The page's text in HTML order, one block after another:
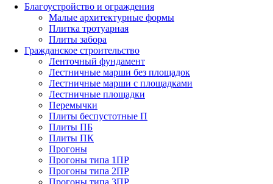
Благоустройство и ограждения
Малые архитектурные формы
Плитка тротуарная
Плиты забора
Гражданское строительство
Ленточный фундамент
Лестничные марши без площадок
Лестничные марши с площадками
Лестничные площадки
Перемычки
Плиты беспустотные П
Плиты ПБ
Плиты ПК
Прогоны
Прогоны типа 1ПР
Прогоны типа 2ПР
Прогоны типа 3ПР